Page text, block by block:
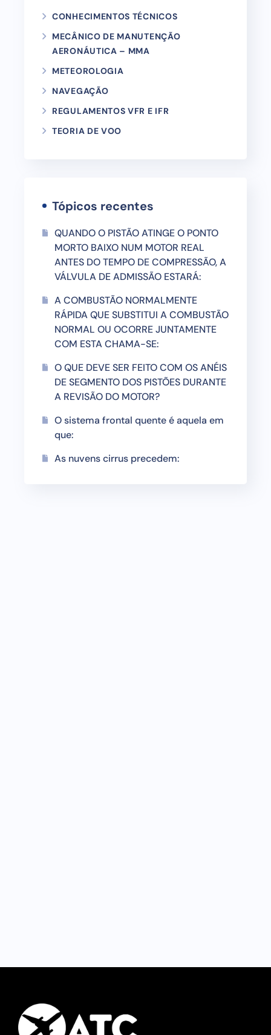
CONHECIMENTOS TÉCNICOS
MECÂNICO DE MANUTENÇÃO
AERONÁUTICA – MMA
METEOROLOGIA
NAVEGAÇÃO
REGULAMENTOS VFR E IFR
TEORIA DE VOO
Tópicos recentes
QUANDO O PISTÃO ATINGE O PONTO
MORTO BAIXO NUM MOTOR REAL
ANTES DO TEMPO DE COMPRESSÃO, A
VÁLVULA DE ADMISSÃO ESTARÁ:
A COMBUSTÃO NORMALMENTE
RÁPIDA QUE SUBSTITUI A COMBUSTÃO
NORMAL OU OCORRE JUNTAMENTE
COM ESTA CHAMA-SE:
O QUE DEVE SER FEITO COM OS ANÉIS
DE SEGMENTO DOS PISTÕES DURANTE
A REVISÃO DO MOTOR?
O sistema frontal quente é aquela em
que:
As nuvens cirrus precedem: